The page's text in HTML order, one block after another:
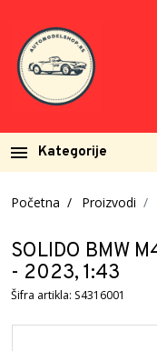
Kategorije
Početna Proizvodi
SOLIDO BMW
- 2023, 1:43
Šifra artikla: S4316001